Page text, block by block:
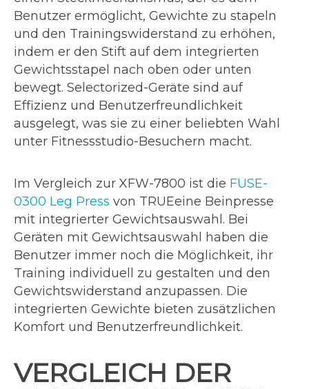
Benutzer ermöglicht, Gewichte zu stapeln
und den Trainingswiderstand zu erhöhen,
indem er den Stift auf dem integrierten
Gewichtsstapel nach oben oder unten
bewegt. Selectorized-Geräte sind auf
Effizienz und Benutzerfreundlichkeit
ausgelegt, was sie zu einer beliebten Wahl
unter Fitnessstudio-Besuchern macht.
Im Vergleich zur XFW-7800 ist die FUSE-
0300 Leg Press von TRUEeine Beinpresse
mit integrierter Gewichtsauswahl. Bei
Geräten mit Gewichtsauswahl haben die
Benutzer immer noch die Möglichkeit, ihr
Training individuell zu gestalten und den
Gewichtswiderstand anzupassen. Die
integrierten Gewichte bieten zusätzlichen
Komfort und Benutzerfreundlichkeit.
VERGLEICH DER